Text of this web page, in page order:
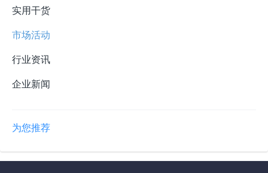
实用干货
市场活动
行业资讯
企业新闻
为您推荐